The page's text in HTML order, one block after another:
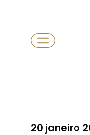
20 janeiro